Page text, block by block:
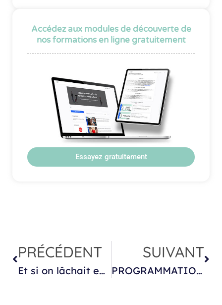
Accédez aux modules de découverte de
nos formations en ligne gratuitement
Essayez gratuitement
PRÉCÉDENT
Et si on lâchait enfin le poids mental… de se plaindre du poids mental ?
SUIVANT
PROGRAMMATION GIRONDE 2026 :